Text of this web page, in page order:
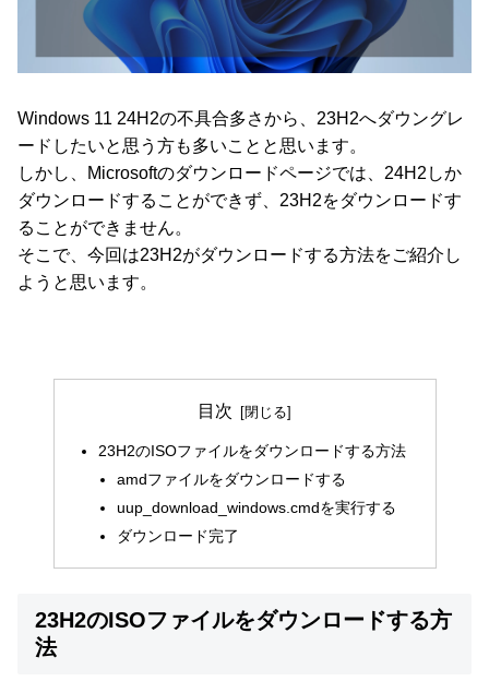
Windows 11 24H2の不具合多さから、23H2へダウングレ
ードしたいと思う方も多いことと思います。
しかし、Microsoftのダウンロードページでは、24H2しか
ダウンロードすることができず、23H2をダウンロードす
ることができません。
そこで、今回は23H2がダウンロードする方法をご紹介し
ようと思います。
目次
23H2のISOファイルをダウンロードする方法
amdファイルをダウンロードする
uup_download_windows.cmdを実行する
ダウンロード完了
23H2のISOファイルをダウンロードする方
法